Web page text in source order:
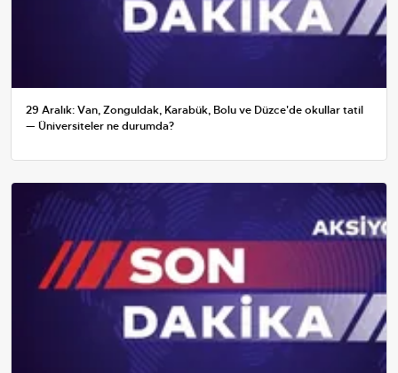
29 Aralık: Van, Zonguldak, Karabük, Bolu ve Düzce'de okullar tatil
— Üniversiteler ne durumda?